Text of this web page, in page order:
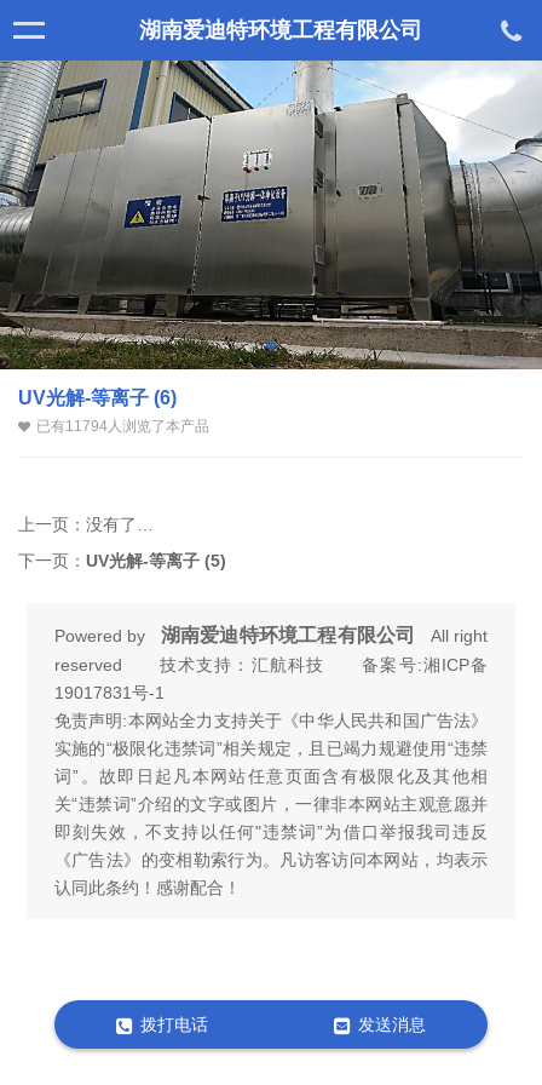
湖南爱迪特环境工程有限公司
UV光解-等离子 (6)
已有11794人浏览了本产品
上一页： 没有了…
下一页： UV光解-等离子 (5)
Powered by 湖南爱迪特环境工程有限公司
All right
reserved 技术支持：汇航科技 备案号:湘ICP备
19017831号-1
免责声明:本网站全力支持关于《中华人民共和国广告法》
实施的“极限化违禁词”相关规定，且已竭力规避使用“违禁
词”。故即日起凡本网站任意页面含有极限化及其他相
关“违禁词”介绍的文字或图片，一律非本网站主观意愿并
即刻失效，不支持以任何"违禁词”为借口举报我司违反
《广告法》的变相勒索行为。凡访客访问本网站，均表示
认同此条约！感谢配合！
拨打电话 发送消息